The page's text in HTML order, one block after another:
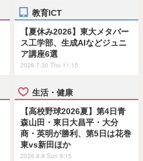
教育ICT
【夏休み2026】東大メタバー
ス工学部、生成AIなどジュニ
ア講座6選
2026.7.30 Thu 11:15
生活・健康
【高校野球2026夏】第4日青
森山田・東日大昌平・大分
商・英明が勝利、第5日は花巻
東vs新田ほか
2026.8.9 Sun 9:15